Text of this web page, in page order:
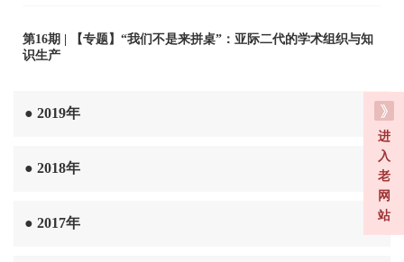
进
入
老
网
站
第16期 | 【专题】“我们不是来拼桌”：亚际二代的学术组织与知
识生产
● 2019年
● 2018年
● 2017年